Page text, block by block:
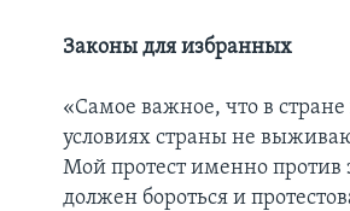
Законы для избранных
«Самое важное, что в
условиях страны не
Мой протест именно против
должен бороться и